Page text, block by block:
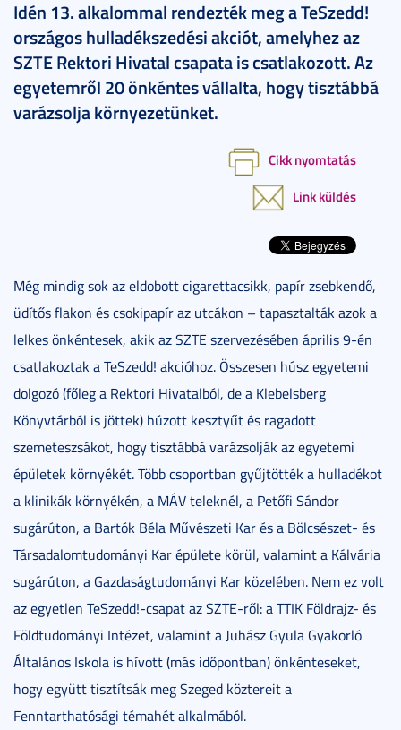
Idén 13. alkalommal rendezték meg a TeSzedd!
országos hulladékszedési akciót, amelyhez az
SZTE Rektori Hivatal csapata is csatlakozott. Az
egyetemről 20 önkéntes vállalta, hogy tisztábbá
varázsolja környezetünket.
Cikk nyomtatás
Link küldés
Még mindig sok az eldobott cigarettacsikk, papír zsebkendő,
üdítős flakon és csokipapír az utcákon – tapasztalták azok a
lelkes önkéntesek, akik az SZTE szervezésében április 9-én
csatlakoztak a TeSzedd! akcióhoz. Összesen húsz egyetemi
dolgozó (főleg a Rektori Hivatalból, de a Klebelsberg
Könyvtárból is jöttek) húzott kesztyűt és ragadott
szemeteszsákot, hogy tisztábbá varázsolják az egyetemi
épületek környékét. Több csoportban gyűjtötték a hulladékot
a klinikák környékén, a MÁV teleknél, a Petőfi Sándor
sugárúton, a Bartók Béla Művészeti Kar és a Bölcsészet- és
Társadalomtudományi Kar épülete körül, valamint a Kálvária
sugárúton, a Gazdaságtudományi Kar közelében. Nem ez volt
az egyetlen TeSzedd!-csapat az SZTE-ről: a TTIK Földrajz- és
Földtudományi Intézet, valamint a Juhász Gyula Gyakorló
Általános Iskola is hívott (más időpontban) önkénteseket,
hogy együtt tisztítsák meg Szeged köztereit a
Fenntarthatósági témahét alkalmából.